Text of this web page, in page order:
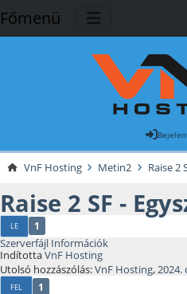
Főmenü
VnF Hosting Metin2 Raise 2
Raise 2 SF -
LE 1
Szerverfájl Információk
IndítottaVnF Hosting
Utolsó hozzászólás:VnF Hosting,2024.
FEL 1